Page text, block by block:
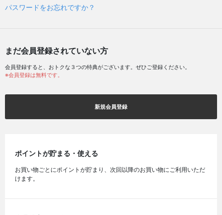
パスワードをお忘れですか？
まだ会員登録されていない方
会員登録すると、おトクな３つの特典がございます。ぜひご登録ください。
※会員登録は無料です。
新規会員登録
ポイントが貯まる・使える
お買い物ごとにポイントが貯まり、次回以降のお買い物にご利用いただ
けます。